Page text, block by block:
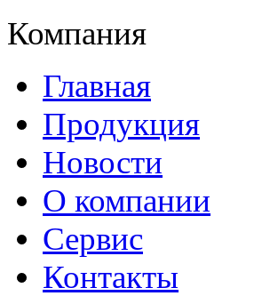
Компания
Главная
Продукция
Новости
О компании
Сервис
Контакты